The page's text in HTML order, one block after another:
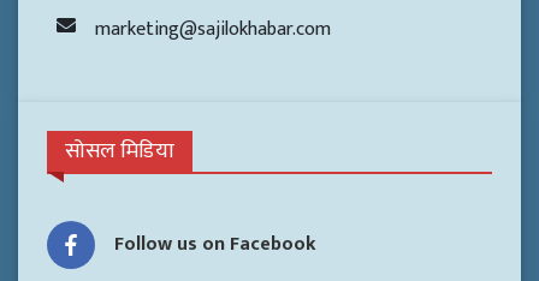
marketing@sajilokhabar.com
सोसल मिडिया
Follow us on Facebook